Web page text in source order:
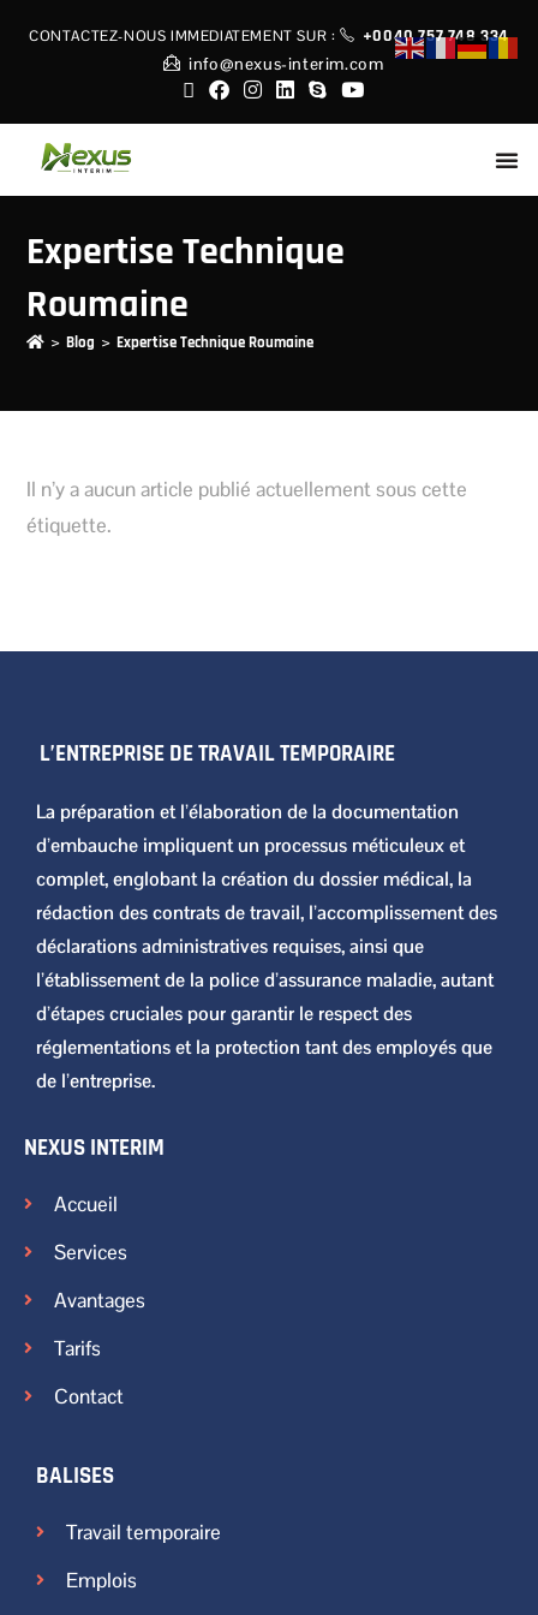
CONTACTEZ-NOUS IMMEDIATEMENT SUR :
+0040 757 748 334
info@nexus-interim.com
Expertise Technique
Roumaine
> Blog > Expertise Technique Roumaine
Il n’y a aucun article publié actuellement sous cette
étiquette.
L’ENTREPRISE DE TRAVAIL TEMPORAIRE
La préparation et l’élaboration de la documentation
d’embauche impliquent un processus méticuleux et
complet, englobant la création du dossier médical, la
rédaction des contrats de travail, l’accomplissement des
déclarations administratives requises, ainsi que
l’établissement de la police d’assurance maladie, autant
d’étapes cruciales pour garantir le respect des
réglementations et la protection tant des employés que
de l’entreprise.
NEXUS INTERIM
Accueil
Services
Avantages
Tarifs
Contact
BALISES
Travail temporaire
Emplois